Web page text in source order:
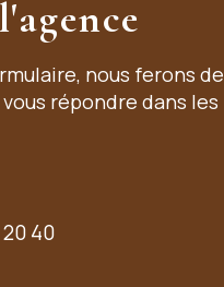
nous ferons de
répondre dans les
40